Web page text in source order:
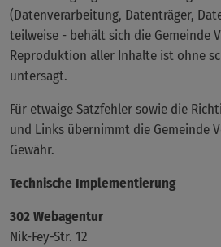
(Datenverarbeitung, Datenträger,
teilweise - behält sich die Gemeinde
Reproduktion aller Inhalte ist ohne
untersagt.
Für etwaige Satzfehler sowie die
und Links übernimmt die Gemeinde
Gewähr.
Technische Implementierung
302 Webagentur
Nik-Fey-Str. 12